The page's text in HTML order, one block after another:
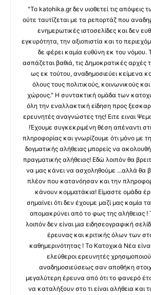
"Το katohika.gr δεν υιοθετεί τις
ούτε ταυτίζεται με τα ρεπορτάζ που
ενημερωτικές ιστοσελίδες και δεν
εγκυρότητα, την αξιοπιστία και το
δε φέρει καμία ευθύνη εκ του νόμου.
ασπάζεται βαθιά, τις Δημοκρατικές αρχές
ως εκ τούτου, αναδημοσιεύει κείμενα
όλους τους πολιτικούς, κοινωνικούς
χώρους." Η συντακτική ομάδα των
όλη την εναλλακτική είδηση προς
ερευνητές αναγνώστες της! Ειτε ειναι
!Έχουμε συγκεκριμένη θέση απέναντι
πληροφορίας και γνωρίζουμε ότι μόνο με
δογματικής αλήθειας μπορείς να
πραγματικής αλήθειας! Εδώ λοιπόν θα
να μας κάνει να ασχοληθούμε ...αλλά θα
πλέον που κατανόησαν και την
κάνουν κομματάκια! Είμαστε ομάδα
σημαίνει ότι δεν έχουμε μαζί μας καμία
απομακρύνει από το φως της αλήθειας !
λοιπόν δεν είναι μια ειδησεογραφική
έρευνας και κριτικής όλων των
καθημερινότητας ! Το Κατοχικά Νέα
ελεύθεροι ερευνητές
αναδημοσιεύσεως σαν αποθήκη
μεγαλύτερη έρευνα από ότι το φανερό
να καταλήξουν στο τι είναι αλήθεια και